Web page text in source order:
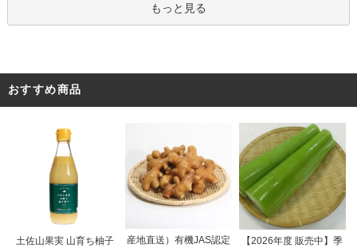
もっと見る
おすすめ商品
土佐山果実 山育ち柚子
産地直送）有機JAS認定
【2026年度 販売中】季